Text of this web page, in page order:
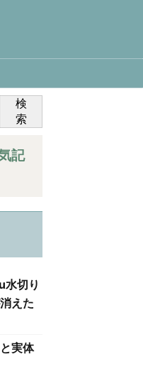
検
索
記
水切り
えた
実体